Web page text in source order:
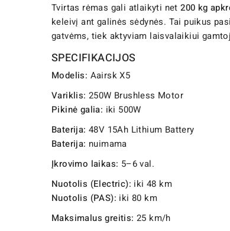
Tvirtas rėmas gali atlaikyti net200 kg
keleivį ant galinės sėdynės. Tai puikus
gatvėms, tiek aktyviam laisvalaikiui
SPECIFIKACIJOS
Modelis: Aairsk X5
Variklis: 250W Brushless Motor
Pikinė galia: iki 500W
Baterija: 48V 15Ah Lithium Battery
Baterija: nuimama
Įkrovimo laikas: 5–6 val.
Nuotolis (Electric): iki 48 km
Nuotolis (PAS): iki 80 km
Maksimalus greitis: 25 km/h